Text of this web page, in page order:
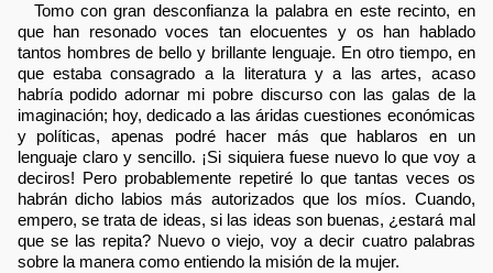
Tomo con gran desconfianza la palabra en este recinto, en
que han resonado voces tan elocuentes y os han hablado
tantos hombres de bello y brillante lenguaje. En otro tiempo, en
que estaba consagrado a la literatura y a las artes, acaso
habría podido adornar mi pobre discurso con las galas de la
imaginación; hoy, dedicado a las áridas cuestiones económicas
y políticas, apenas podré hacer más que hablaros en un
lenguaje claro y sencillo. ¡Si siquiera fuese nuevo lo que voy a
deciros! Pero probablemente repetiré lo que tantas veces os
habrán dicho labios más autorizados que los míos. Cuando,
empero, se trata de ideas, si las ideas son buenas, ¿estará mal
que se las repita? Nuevo o viejo, voy a decir cuatro palabras
sobre la manera como entiendo la misión de la mujer.